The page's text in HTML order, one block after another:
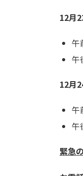
12月
午
午
12月
午
午
緊急